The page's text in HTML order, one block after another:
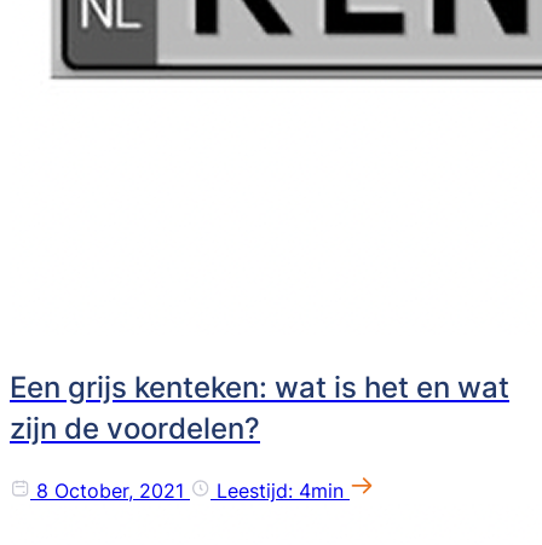
Een grijs kenteken: wat is het en wat
zijn de voordelen?
8 October, 2021 Leestijd: 4min